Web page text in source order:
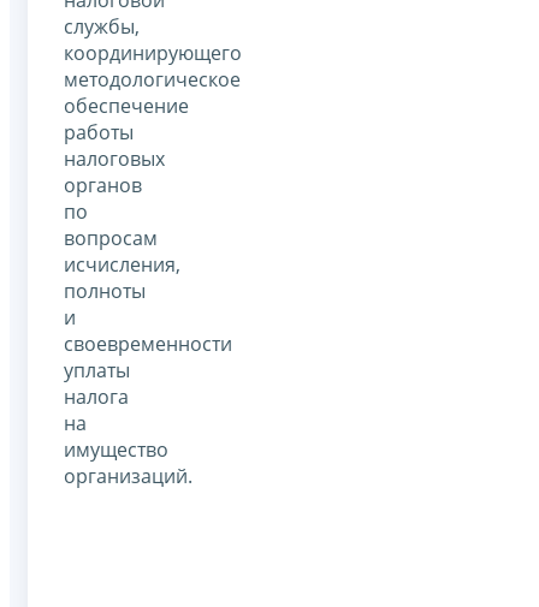
службы,
координирующего
методологическое
обеспечение
работы
налоговых
органов
по
вопросам
исчисления,
полноты
и
своевременности
уплаты
налога
на
имущество
организаций.